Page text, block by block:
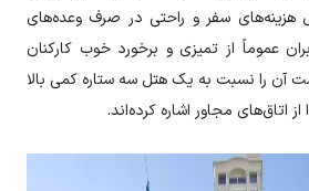
هزینه‌های سفر و راحتی در صرف وعده‌های
عموماً از تمیزی و برخورد خوب کارکنان
آن را نسبت به یک هتل سه ستاره کمی بالا
اتاق‌های مجاور اشاره کرده‌اند.